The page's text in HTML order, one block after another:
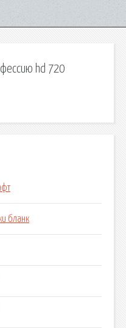
hd 720
бланк